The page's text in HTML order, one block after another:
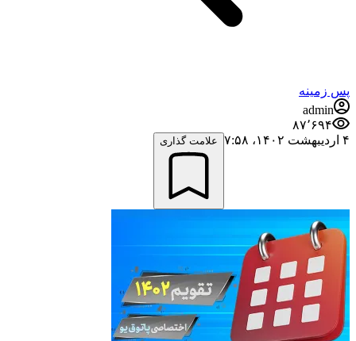
پس زمینه
admin
۸۷٬۶۹۴
۴ اردیبهشت ۱۴۰۲،‏ ۷:۵۸
علامت گذاری